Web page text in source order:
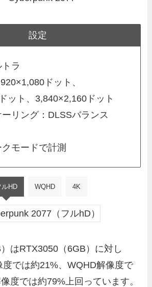
設定
ラ
ドット、
ット、3,840×2,160ドット
ーリング：DLSSバランス
モードで計測
ルHD WQHD 4K
はRTX3050（6GB）に対し
度では約21%、WQHD解像度で
度では約79%上回っています。